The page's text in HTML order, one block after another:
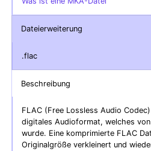
Dateierweiterung
.flac
Beschreibung
FLAC (Free Lossless Audio
digitales Audioformat, welches
wurde. Eine komprimierte FLAC
Originalgröße verkleinert und